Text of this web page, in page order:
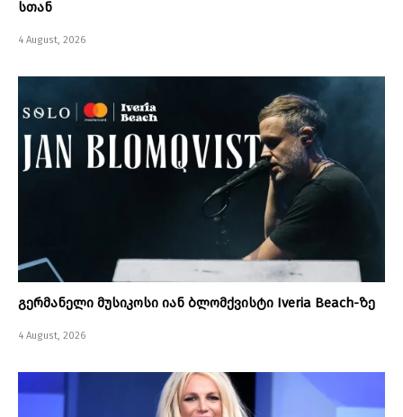
სთან
4 August, 2026
გერმანელი მუსიკოსი იან ბლომქვისტი Iveria Beach-ზე
4 August, 2026